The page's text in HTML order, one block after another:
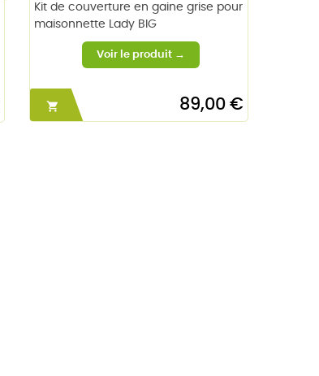
Kit de couverture en gaine grise pour
maisonnette Lady BIG
 89,00 €